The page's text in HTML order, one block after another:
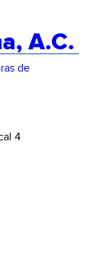
A.C.
de
4